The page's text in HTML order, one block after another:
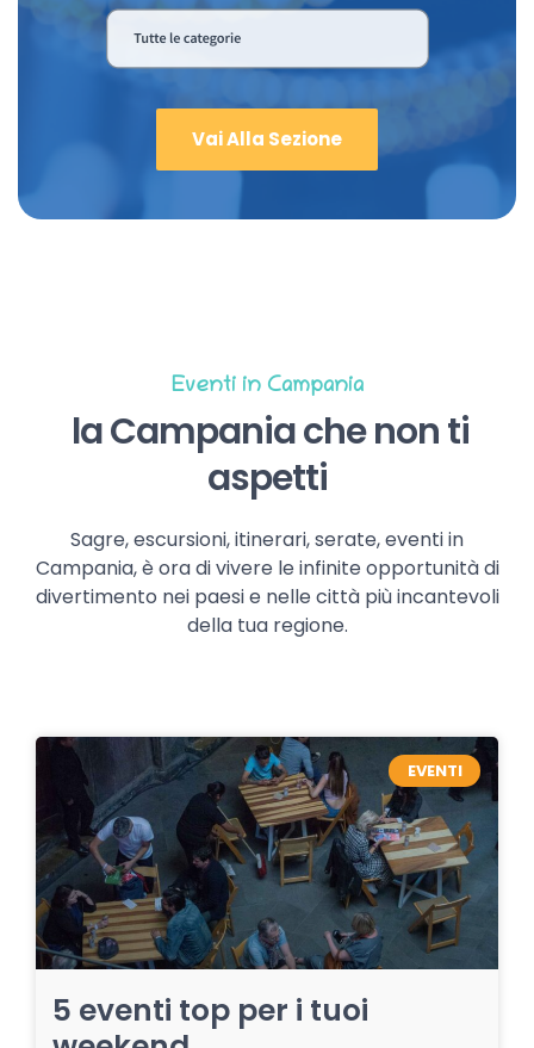
Vai Alla Sezione
Eventi in Campania
la Campania che non ti
aspetti
Sagre, escursioni, itinerari, serate, eventi in
Campania, è ora di vivere le infinite opportunità di
divertimento nei paesi e nelle città più incantevoli
della tua regione.
EVENTI
5 eventi top per i tuoi